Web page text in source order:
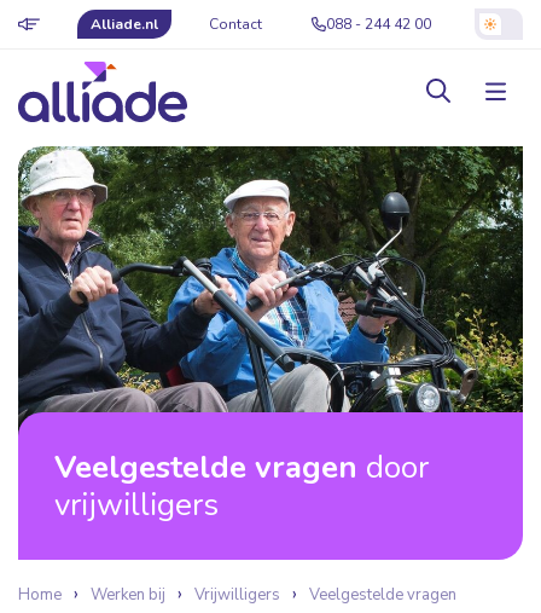
Alliade.nl Contact 088 - 244 42 00
Veelgestelde vragen door
vrijwilligers
Home Werken bij Vrijwilligers Veelgestelde vragen